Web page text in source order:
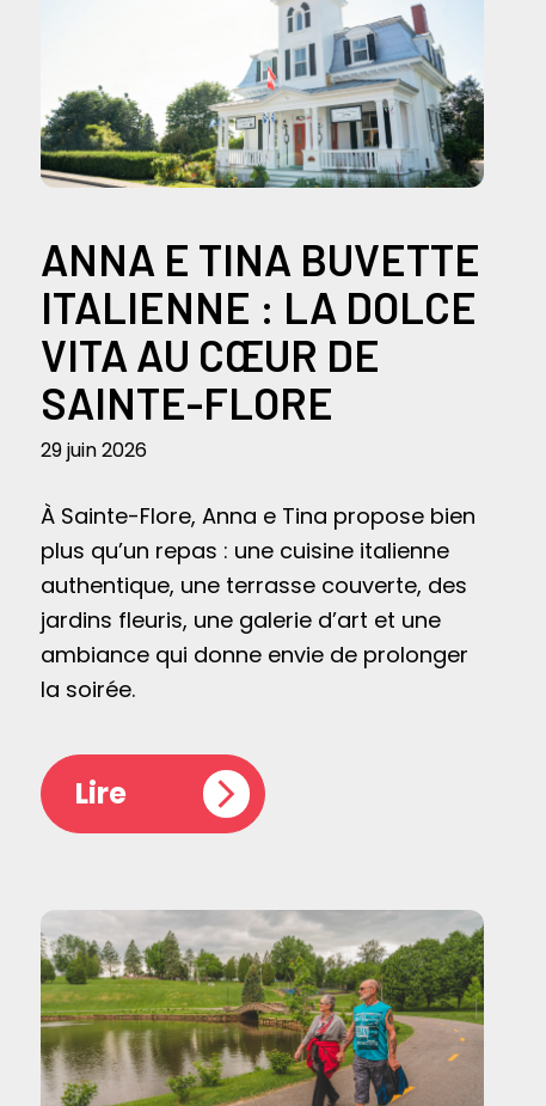
ANNA E TINA BUVETTE
ITALIENNE : LA DOLCE
VITA AU CŒUR DE
SAINTE-FLORE
29 juin 2026
À Sainte-Flore, Anna e Tina propose bien
plus qu’un repas : une cuisine italienne
authentique, une terrasse couverte, des
jardins fleuris, une galerie d’art et une
ambiance qui donne envie de prolonger
la soirée.
Lire